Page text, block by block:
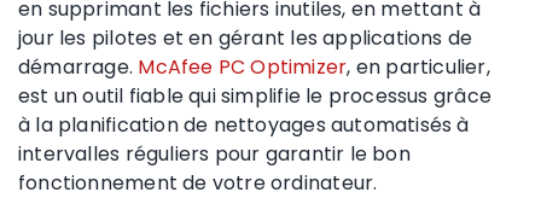
en supprimant les fichiers inutiles, en mettant à
jour les pilotes et en gérant les applications de
démarrage. McAfee PC Optimizer, en particulier,
est un outil fiable qui simplifie le processus grâce
à la planification de nettoyages automatisés à
intervalles réguliers pour garantir le bon
fonctionnement de votre ordinateur.